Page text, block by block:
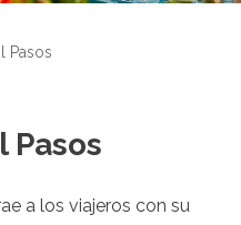
Pasos
Pasos
a los viajeros con su